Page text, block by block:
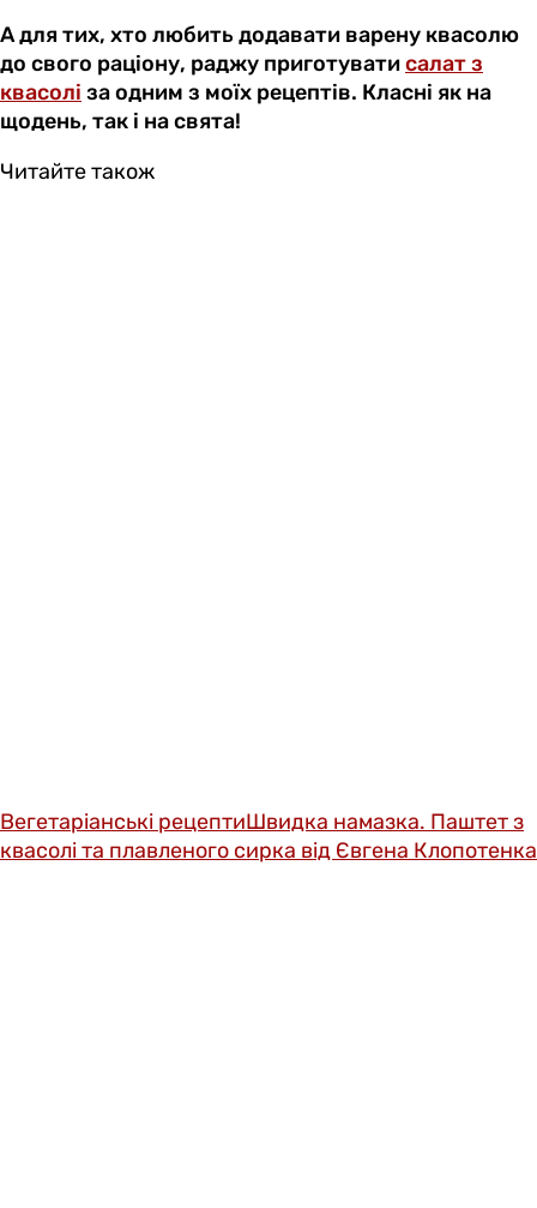
А для тих, хто любить додавати варену квасолю
до свого раціону, раджу приготуватисалат з
квасолі за одним з моїх рецептів. Класні як на
щодень, так і на свята!
Читайте також
Вегетаріанські рецептиШвидка намазка. Паштет з
квасолі та плавленого сирка від Євгена Клопотенка